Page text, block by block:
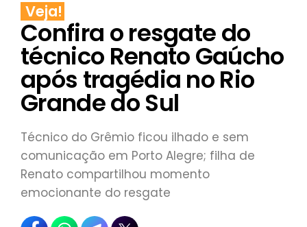
Veja!
Confira o resgate do
técnico Renato Gaúcho
após tragédia no Rio
Grande do Sul
Técnico do Grêmio ficou ilhado e sem
comunicação em Porto Alegre; filha de
Renato compartilhou momento
emocionante do resgate